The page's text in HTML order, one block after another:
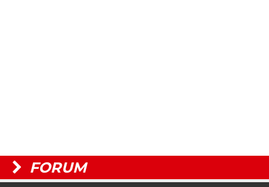
FORUM